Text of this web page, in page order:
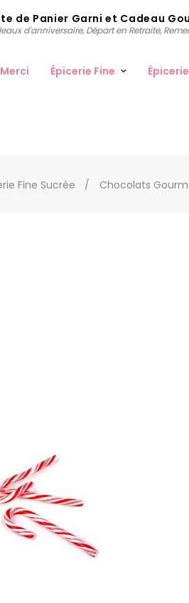
de Panier Garni et Cadeau
d'anniversaire, Départ en Retraite,
Épicerie Fine
Fine Sucrée Chocolats